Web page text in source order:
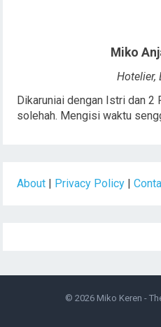
Miko
Hotelier,
Dikaruniai dengan Istri dan 2
solehah. Mengisi waktu
About | Privacy Policy |
© 2026 Miko Keren -